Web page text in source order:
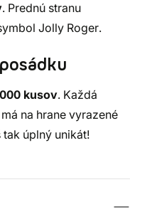
. Prednú stranu
Jolly Roger.
kusov. Každá
na hrane vyrazené
úplný unikát!